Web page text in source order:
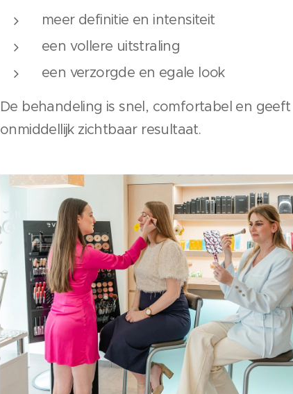
meer definitie en intensiteit
een vollere uitstraling
een verzorgde en egale look
De behandeling is snel, comfortabel en geeft
onmiddellijk zichtbaar resultaat.